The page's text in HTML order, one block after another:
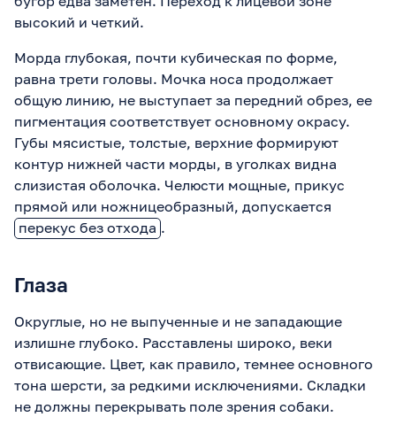
высокий и четкий.
Морда глубокая, почти кубическая по форме,
равна трети головы. Мочка носа продолжает
общую линию, не выступает за передний обрез, ее
пигментация соответствует основному окрасу.
Губы мясистые, толстые, верхние формируют
контур нижней части морды, в уголках видна
слизистая оболочка. Челюсти мощные, прикус
прямой или ножницеобразный, допускается
перекус без отхода .
Глаза
Округлые, но не выпученные и не западающие
излишне глубоко. Расставлены широко, веки
отвисающие. Цвет, как правило, темнее основного
тона шерсти, за редкими исключениями. Складки
не должны перекрывать поле зрения собаки.